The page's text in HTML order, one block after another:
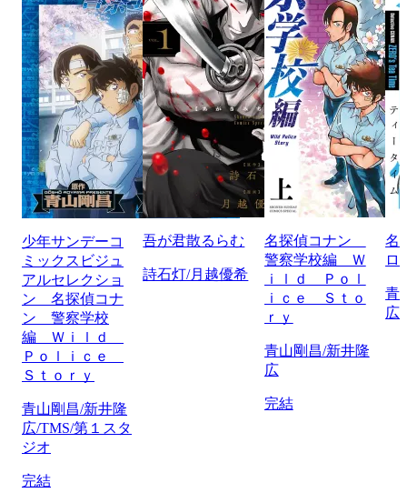
少年サンデーコ
ミックスビジュ
アルセレクショ
ン 名探偵コナ
ン 警察学校
編 Ｗｉｌｄ
Ｐｏｌｉｃｅ
Ｓｔｏｒｙ
青山剛昌/新井隆
広/TMS/第１スタ
ジオ
完結
吾が君散るらむ
詩石灯/月越優希
名探偵コナン
警察学校編 Ｗ
ｉｌｄ Ｐｏｌ
ｉｃｅ Ｓｔｏ
ｒｙ
青山剛昌/新井隆
広
完結
名
ロ
青
広